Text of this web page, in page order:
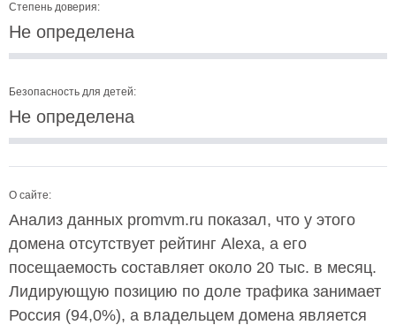
Степень доверия:
Не определена
Безопасность для детей:
Не определена
О сайте:
Анализ данных promvm.ru показал, что у этого
домена отсутствует рейтинг Alexa, а его
посещаемость составляет около 20 тыс. в месяц.
Лидирующую позицию по доле трафика занимает
Россия (94,0%), а владельцем домена является